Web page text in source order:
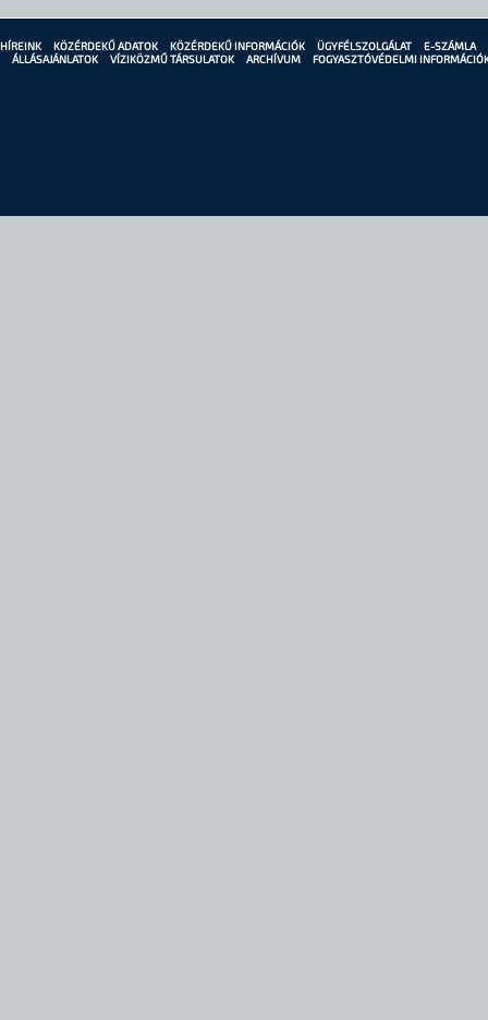
HÍREINK KÖZÉRDEKŰ ADATOK KÖZÉRDEKŰ INFORMÁCIÓK ÜGYFÉLSZOLGÁLAT
E-SZÁMLA
ÁLLÁSAJÁNLATOK
VÍZIKÖZMŰ TÁRSULATOK ARCHÍVUM FOGYASZTÓVÉDELMI